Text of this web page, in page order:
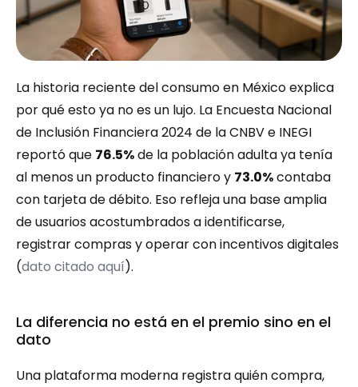
La historia reciente del consumo en México explica
por qué esto ya no es un lujo. La Encuesta Nacional
de Inclusión Financiera 2024 de la CNBV e INEGI
reportó que 76.5% de la población adulta ya tenía
al menos un producto financiero y 73.0% contaba
con tarjeta de débito. Eso refleja una base amplia
de usuarios acostumbrados a identificarse,
registrar compras y operar con incentivos digitales
(dato citado aquí).
La diferencia no está en el premio sino en el
dato
Una plataforma moderna registra quién compra,